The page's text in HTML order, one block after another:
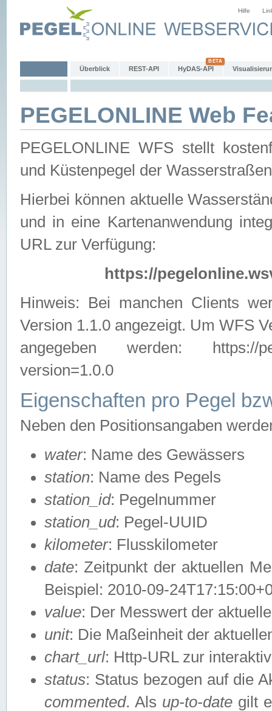
Hilfe
Überblick REST-API HyDAS-API
PEGELONLINE Web
PEGELONLINE WFS stellt
und Küstenpegel der
Hierbei können aktuelle
und in eine Kartenanwendung
URL zur Verfügung:
https://
Hinweis: Bei manchen Clients
Version 1.1.0 angezeigt. Um WFS
angegeben werden: https://
version=1.0.0
Eigenschaften pro Pegel
Neben den Positionsangaben
water: Name des Gewässers
station: Name des Pegels
station_id: Pegelnummer
station_ud: Pegel-UUID
kilometer: Flusskilometer
date: Zeitpunkt der aktuellen
Beispiel: 2010-09-
value: Der Messwert der
unit: Die Maßeinheit der
chart_url: Http-URL zur
status: Status bezogen auf die
commented. Als up-to-date gilt